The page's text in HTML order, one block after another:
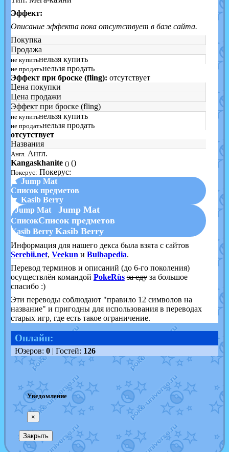
Эффект:
Описание эффекта пока отсутствует в базе сайта.
Покупка
Продажа
не купитьнельзя купить
не продатьнельзя продать
Эффект при броске (fling): отсутствует
Цена покупки
Цена продажи
Эффект при броске (fling)
не купитьнельзя купить
не продатьнельзя продать
отсутствует
Названия
Англ. Англ.
Kangaskhanite () ()
Покерус: Покерус:
▲ Jump Mat
Список предметов
▼ Kasib Berry
Jump Mat
Jump Mat
СписокСписок предметов
Kasib Berry Kasib Berry
Информация для нашего декса была взята с сайтов
Serebii.net, Veekun и Bulbapedia.
Перевод терминов и описаний (до 6-го поколения)
осуществлён командой PokeRùs за едуза большое
спасибо :)
Эти переводы соблюдают "правило 12 символов на
название" и пригодны для использования в переводах
старых игр, где есть такое ограничение.
Онлайн:
Юзеров: 0| Гостей: 126
Уведомление
×
Закрыть